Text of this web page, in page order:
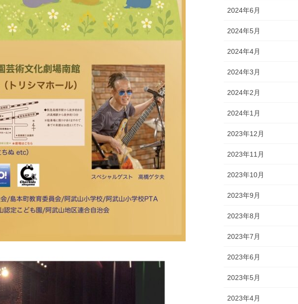
2024年6月
2024年5月
2024年4月
2024年3月
2024年2月
2024年1月
2023年12月
2023年11月
2023年10月
2023年9月
2023年8月
2023年7月
2023年6月
2023年5月
2023年4月